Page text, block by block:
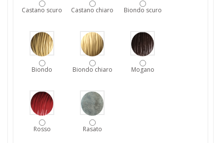
Castano scuro Castano chiaro Biondo scuro
Biondo Biondo chiaro Mogano
Rosso Rasato